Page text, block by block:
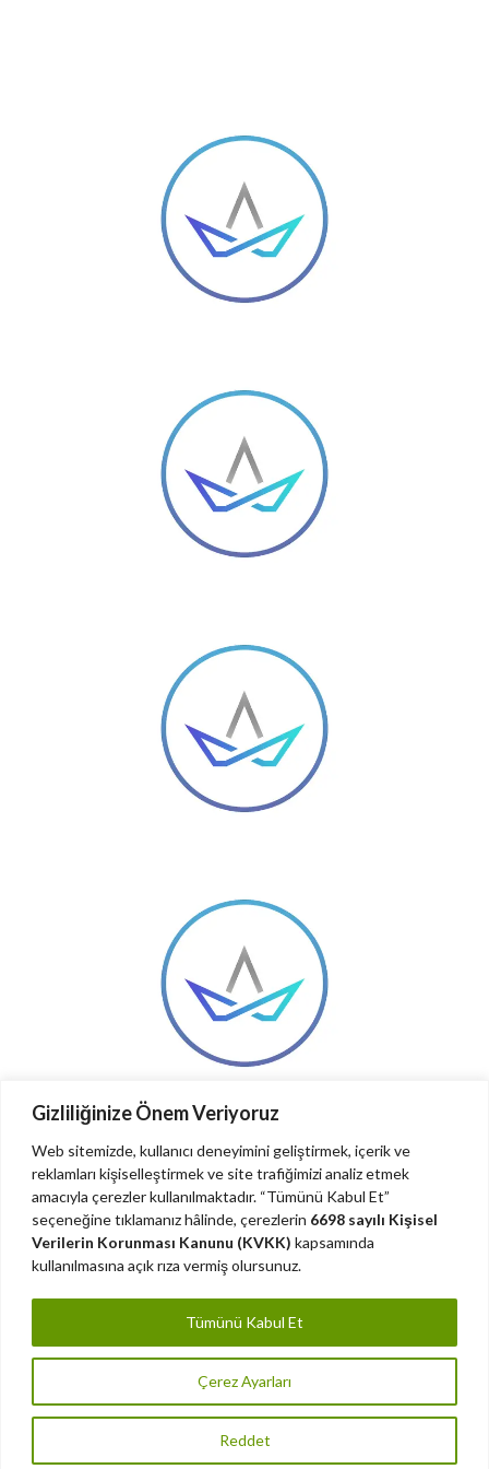
Gizliliğinize Önem Veriyoruz
Web sitemizde, kullanıcı deneyimini geliştirmek, içerik ve
reklamları kişiselleştirmek ve site trafiğimizi analiz etmek
amacıyla çerezler kullanılmaktadır. “Tümünü Kabul Et”
seçeneğine tıklamanız hâlinde, çerezlerin 6698 sayılı Kişisel
Verilerin Korunması Kanunu (KVKK) kapsamında
kullanılmasına açık rıza vermiş olursunuz.
Çerez Ayarları
Reddet
Tümünü Kabul Et